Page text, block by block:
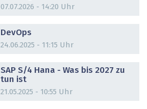
07.07.2026 - 14:20 Uhr
DevOps
24.06.2025 - 11:15 Uhr
SAP S/4 Hana - Was bis 2027 zu
tun ist
21.05.2025 - 10:55 Uhr